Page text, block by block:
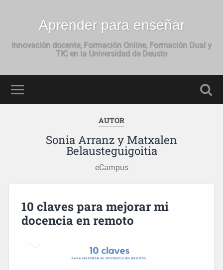
Aprender para enseñar
Innovación docente, Formación Online, Formación Dual y
TIC en la Universidad de Deusto
AUTOR
Sonia Arranz y Matxalen
Belausteguigoitia
eCampus
10 claves para mejorar mi
docencia en remoto